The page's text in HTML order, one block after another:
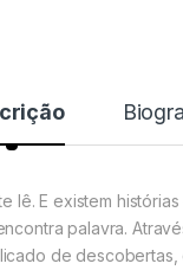
lê. E existem
palavra.
de